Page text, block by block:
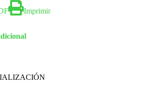
Imprimir